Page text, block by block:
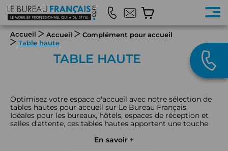
Accueil Accueil
Complément pour accueil
Table haute
TABLE HAUTE
Optimisez votre espace d'accueil avec notre sélection de
tables hautes pour accueil sur Le Bureau Français.
Idéales pour les bureaux, hôtels, espaces de réception et
salles d'attente, ces tables hautes apportent une touche
de modernité et de fonctionnalité à votre environnement
professionnel. Parfaites pour créer des zones de rencontre
En savoir +